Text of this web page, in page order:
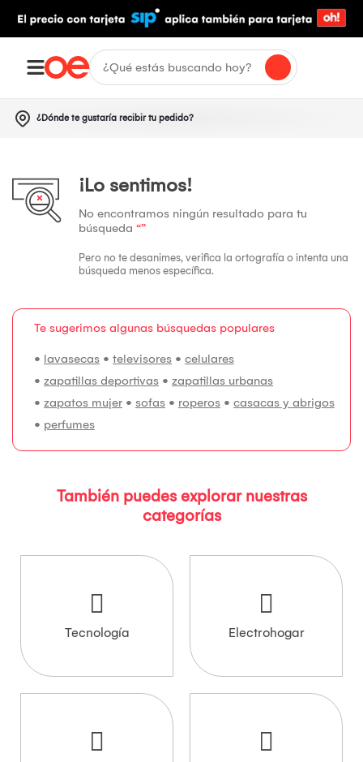
¿Dónde te gustaría recibir tu pedido?
¡Lo sentimos!
No encontramos ningún resultado para tu
búsqueda “”
Pero no te desanimes, verifica la ortografía o intenta una
búsqueda menos específica.
Te sugerimos algunas búsquedas populares
• lavasecas • televisores • celulares
• zapatillas deportivas • zapatillas urbanas
• zapatos mujer • sofas • roperos • casacas y abrigos
• perfumes
También puedes explorar nuestras
categorías
Tecnología Electrohogar